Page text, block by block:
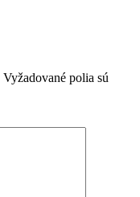
Vyžadované polia sú